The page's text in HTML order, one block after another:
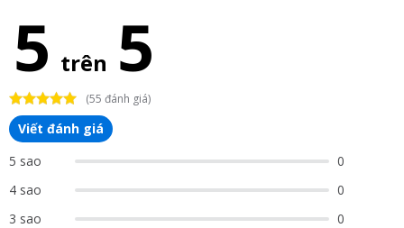
5 trên 5
(55 đánh giá)
Viết đánh giá
5 sao
0
4 sao
0
3 sao
0